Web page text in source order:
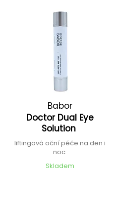
Babor
Doctor Dual Eye
Solution
liftingová oční péče na den i
noc
Skladem